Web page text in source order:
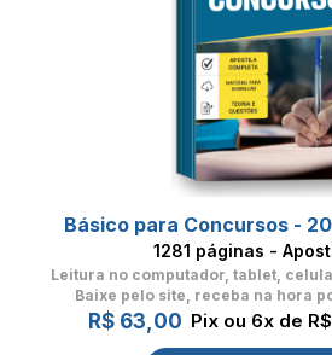
Básico para Concursos -
1281 páginas -
Leitura no computador, tablet,
Baixe pelo site, receba na hora
R$ 63,00 Pix ou 6x de